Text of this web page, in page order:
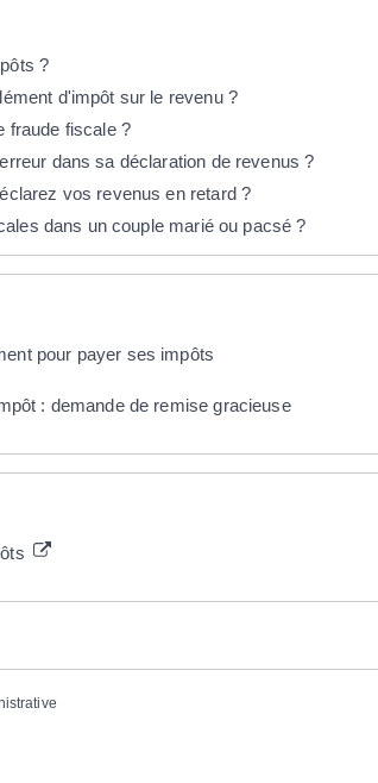
?
d'impôt sur le revenu ?
fraude fiscale ?
dans sa déclaration de revenus ?
vos revenus en retard ?
dans un couple marié ou pacsé ?
pour payer ses impôts
: demande de remise gracieuse